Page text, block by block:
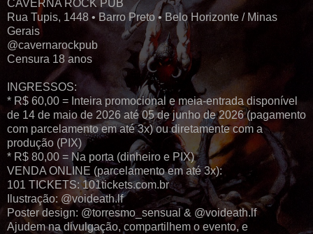
CAVERNA ROCK PUB
Rua Tupis, 1448 • Barro Preto • Belo Horizonte / Minas
Gerais
@cavernarockpub
Censura 18 anos
INGRESSOS:
* R$ 60,00 = Inteira promocional e meia-entrada disponível
de 14 de maio de 2026 até 05 de junho de 2026 (pagamento
com parcelamento em até 3x) ou diretamente com a
produção (PIX)
* R$ 80,00 = Na porta (dinheiro e PIX)
VENDA ONLINE (parcelamento em até 3x):
101 TICKETS: 101tickets.com.br
Ilustração: @voideath.lf
Poster design: @torresmo_sensual & @voideath.lf
Ajudem na divulgação, compartilhem o evento, e